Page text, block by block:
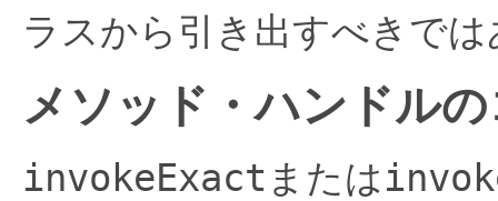
ラスから引き出すべきで
メソッド・ハンドル
invokeExact または